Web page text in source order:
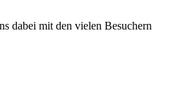
dabei mit den vielen Besuchern